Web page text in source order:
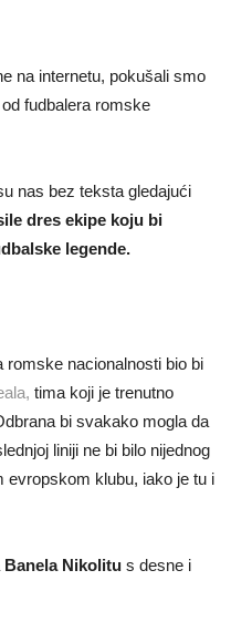
na internetu, pokušali smo
fudbalera romske
nas bez teksta gledajući
dres ekipe koju bi
legende.
romske nacionalnosti bio bi
tima koji je trenutno
bi svakako mogla da
liniji ne bi bilo nijednog
evropskom klubu, iako je tu i
Banela Nikolitu s desne i